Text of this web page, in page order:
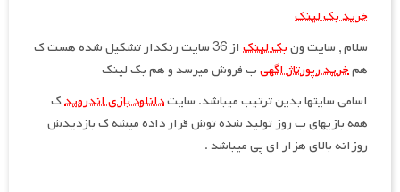
خرید بک لینک
سلام , سایت ونبک لینک
از 36 سایت رنکدار تشکیل شده هست ک
همخرید رپورتاژ اگهیب فروش میرسد و هم بک لینک
اسامی سایتها بدین ترتیب میباشد. سایتدانلود بازی اندرویدک
همه بازیهای ب روز تولید شده توش قرار داده میشه ک بازدیدش
روزانه بالای هزار ای پی میباشد .